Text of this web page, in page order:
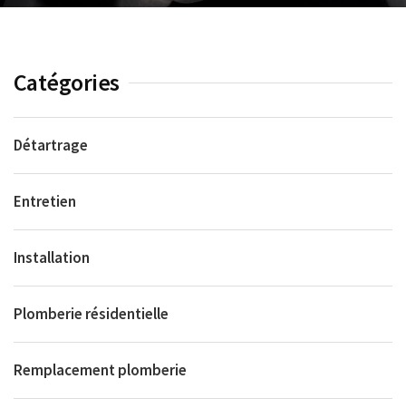
Catégories
Détartrage
Entretien
Installation
Plomberie résidentielle
Remplacement plomberie